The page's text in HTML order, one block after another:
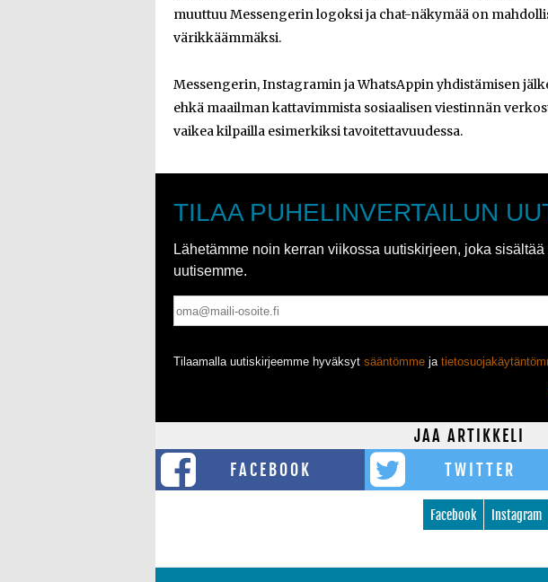
muuttuu Messengerin logoksi ja chat-näkymää on
värikkäämmäksi.
Messengerin, Instagramin ja WhatsAppin yhdistämisen
ehkä maailman kattavimmista sosiaalisen viestinnän
vaikea kilpailla esimerkiksi tavoitettavuudessa.
TILAA PUHELINVERTAILUN
Lähetämme noin kerran viikossa uutiskirjeen, joka
uutisemme.
Tilaamalla uutiskirjeemme hyväksyt sääntömme ja
JAA ARTIKKELI
FACEBOOK
TWITTER
Instagram
Facebook